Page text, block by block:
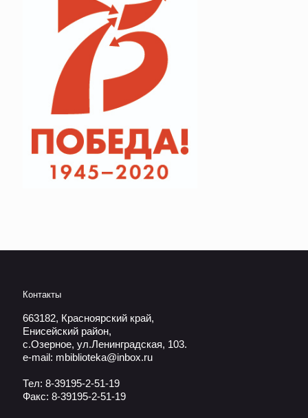
Контакты
663182, Красноярский край,
Енисейский район,
с.Озерное, ул.Ленинградская, 103.
e-mail: mbiblioteka@inbox.ru
Тел: 8-39195-2-51-19
Факс: 8-39195-2-51-19